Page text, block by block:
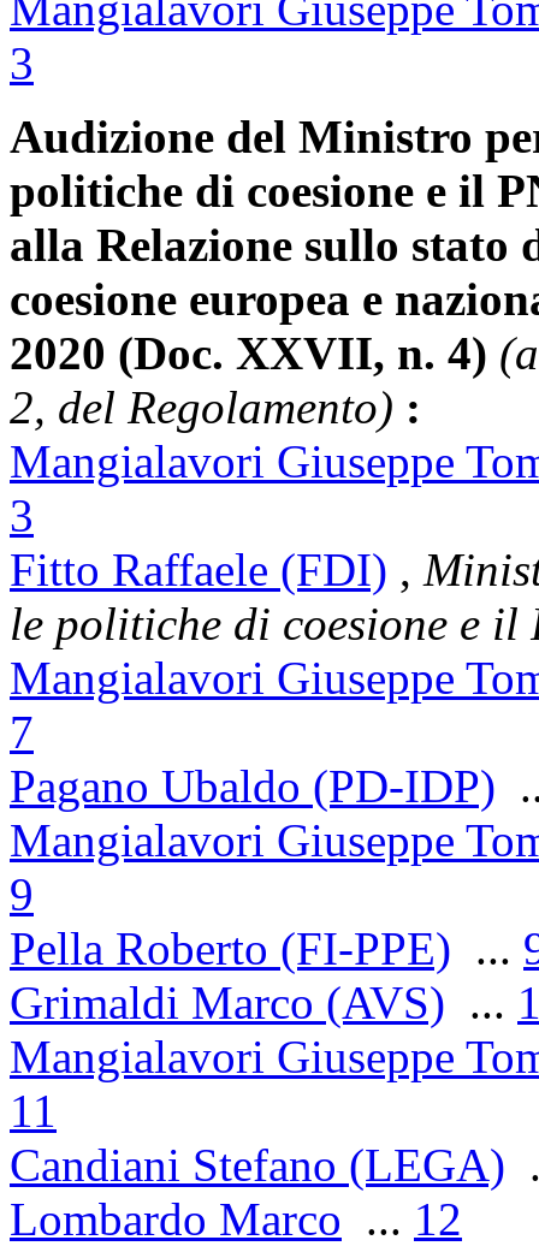
3
Audizione del Ministro
politiche di coesione e il
alla Relazione sullo
coesione europea e
2020 (Doc. XXVII, n. 4)
2, del Regolamento) :
Mangialavori Giuseppe
3
Fitto Raffaele (FDI) ,
le politiche di coesione e il
Mangialavori Giuseppe
7
Pagano Ubaldo (PD-IDP)
Mangialavori Giuseppe
9
Pella Roberto (FI-PPE) ...
Grimaldi Marco (AVS) ...
Mangialavori Giuseppe
11
Candiani Stefano (LEGA)
Lombardo Marco ... 12